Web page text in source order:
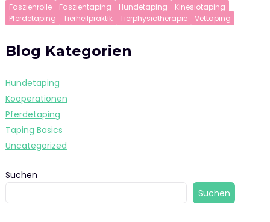
Faszienrolle Faszientaping Hundetaping
Kinesiotaping
Pferdetaping
Tierheilpraktik Tierphysiotherapie Vettaping
Blog Kategorien
Hundetaping
Kooperationen
Pferdetaping
Taping Basics
Uncategorized
Suchen
Suchen